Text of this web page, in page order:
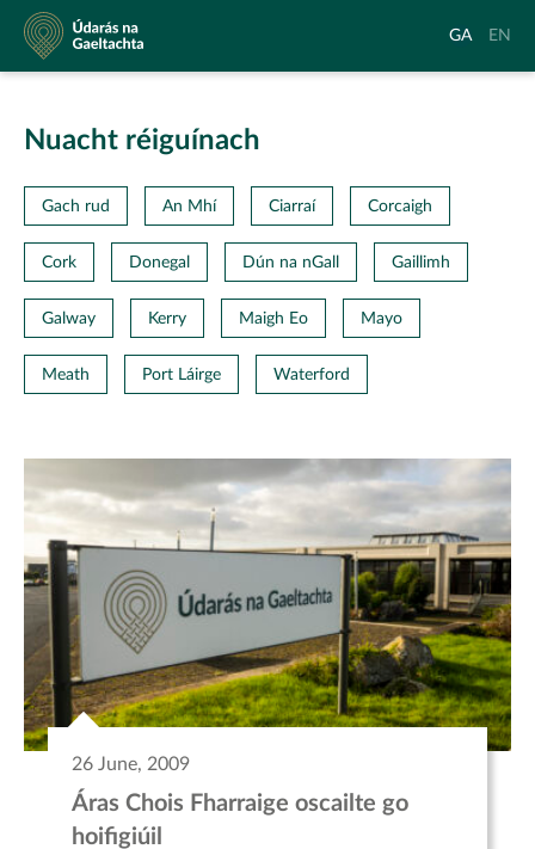
Údarás
na
Gaeltachta
Aistrigh
Gaeilge
GA
to
EN
Nuacht réiguínach
Gach rud An Mhí Ciarraí Corcaigh
Cork Donegal Dún na nGall Gaillimh
Galway Kerry Maigh Eo Mayo
Meath Port Láirge Waterford
26 June, 2009
Áras Chois Fharraige oscailte go
hoifigiúil